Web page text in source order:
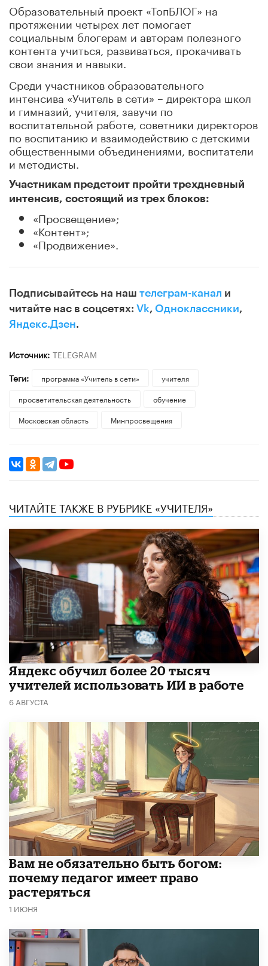
Образовательный проект «ТопБЛОГ» на
протяжении четырех лет помогает
социальным блогерам и авторам полезного
контента учиться, развиваться, прокачивать
свои знания и навыки.
Среди участников образовательного
интенсива «Учитель в сети» – директора школ
и гимназий, учителя, завучи по
воспитательной работе, советники директоров
по воспитанию и взаимодействию с детскими
общественными объединениями, воспитатели
и методисты.
Участникам предстоит пройти трехдневный
интенсив, состоящий из трех блоков:
«Просвещение»;
«Контент»;
«Продвижение».
Подписывайтесь на наш телеграм-канал и
читайте нас в соцсетях: Vk, Одноклассники,
Яндекс.Дзен.
Источник: TELEGRAM
Теги:
программа «Учитель в сети»
учителя
просветительская деятельность
обучение
Московская область
Минпросвещения
ЧИТАЙТЕ ТАКЖЕ В РУБРИКЕ «УЧИТЕЛЯ»
​Яндекс обучил более 20 тысяч
учителей использовать ИИ в работе
6 АВГУСТА
​Вам не обязательно быть богом:
почему педагог имеет право
растеряться
1 ИЮНЯ